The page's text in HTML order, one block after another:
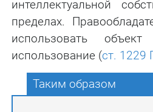
интеллектуальной
пределах.
использовать
использование (ст. 1229
Таким образом